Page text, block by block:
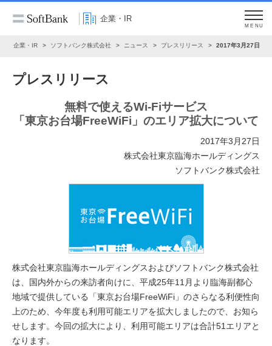
企業・IR
MENU
企業・IR ソフトバンク株式会社 ニュース プレスリリース 2017年3月27日
プレスリリース
無料で使えるWi-Fiサービス
「東京お台場FreeWiFi」のエリア拡大について
2017年3月27日
株式会社東京臨海ホールディングス
ソフトバンク株式会社
株式会社東京臨海ホールディングスおよびソフトバンク株式会社
は、国内外からの来訪者向けに、平成25年11月より臨海副都心
地域で提供している「東京お台場FreeWiFi」のさらなる利便性向
上のため、今年度も利用可能エリアを拡大しましたので、お知ら
せします。今回の拡大により、利用可能エリアは合計51エリアと
なります。